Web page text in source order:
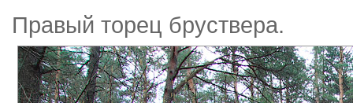
Правый торец бруствера.